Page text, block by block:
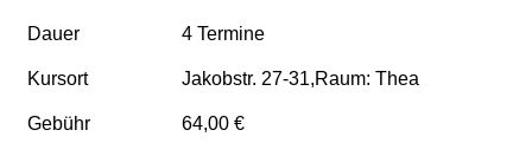
Dauer 4 Termine
Kursort Jakobstr. 27-31,Raum: Thea
Gebühr 64,00 €